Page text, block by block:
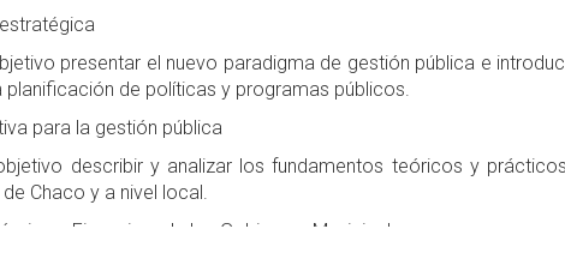
presentar el nuevo paradigma de gestión pública e
planificación de políticas y programas públicos.
para la gestión pública
describir y analizar los fundamentos teóricos y
Chaco y a nivel local.
y Financiera de los Gobiernos Municipales.